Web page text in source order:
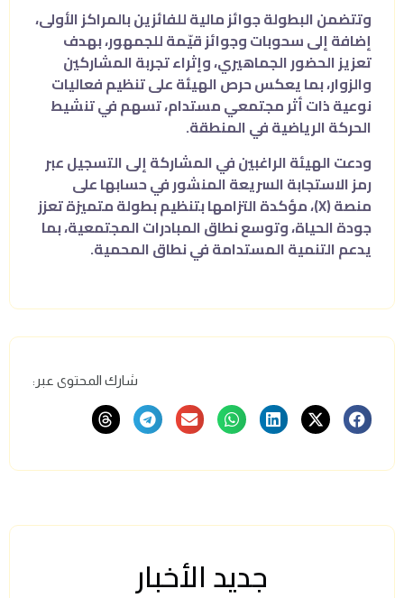
وتتضمن البطولة جوائز مالية للفائزين بالمراكز الأولى،
إضافة إلى سحوبات وجوائز قيّمة للجمهور، بهدف
تعزيز الحضور الجماهيري، وإثراء تجربة المشاركين
والزوار، بما يعكس حرص الهيئة على تنظيم فعاليات
نوعية ذات أثر مجتمعي مستدام، تسهم في تنشيط
الحركة الرياضية في المنطقة.
ودعت الهيئة الراغبين في المشاركة إلى التسجيل عبر
رمز الاستجابة السريعة المنشور في حسابها على
منصة (X)، مؤكدة التزامها بتنظيم بطولة متميزة تعزز
جودة الحياة، وتوسع نطاق المبادرات المجتمعية، بما
يدعم التنمية المستدامة في نطاق المحمية.
شارك المحتوى عبر:
جديد الأخبار